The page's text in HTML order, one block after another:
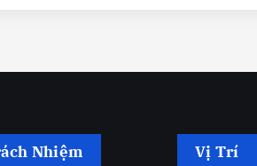
Nhiệm Vị Trí